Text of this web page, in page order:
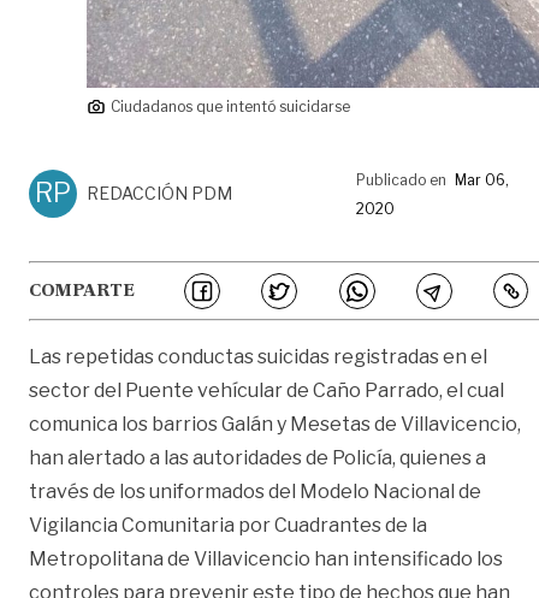
Ciudadanos que intentó suicidarse
RP REDACCIÓN PDM
Publicado en Mar 06,
2020
COMPARTE
Las repetidas conductas suicidas registradas en el
sector del Puente vehícular de Caño Parrado, el cual
comunica los barrios Galán y Mesetas de Villavicencio,
han alertado a las autoridades de Policía, quienes a
través de los uniformados del Modelo Nacional de
Vigilancia Comunitaria por Cuadrantes de la
Metropolitana de Villavicencio han intensificado los
controles para prevenir este tipo de hechos que han